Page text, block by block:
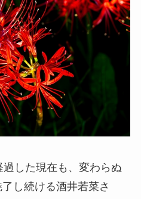
した現在も、変わらぬ
し続ける酒井若菜さ